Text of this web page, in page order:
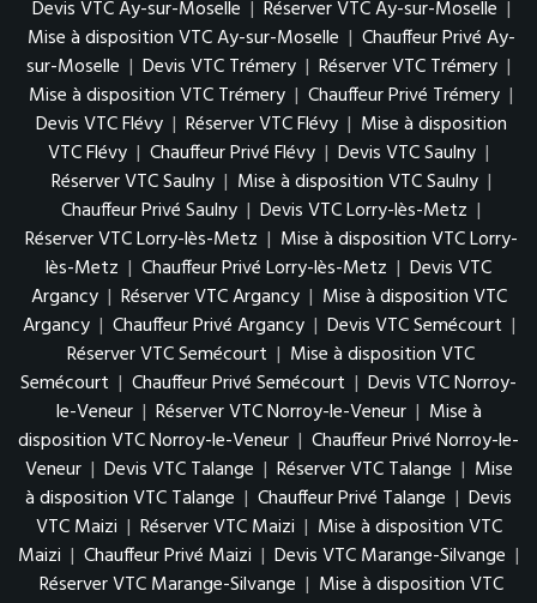
Devis VTC Ay-sur-Moselle | Réserver VTC Ay-sur-Moselle |
Mise à disposition VTC Ay-sur-Moselle | Chauffeur Privé Ay-
sur-Moselle | Devis VTC Trémery | Réserver VTC Trémery |
Mise à disposition VTC Trémery | Chauffeur Privé Trémery |
Devis VTC Flévy | Réserver VTC Flévy | Mise à disposition
VTC Flévy | Chauffeur Privé Flévy | Devis VTC Saulny |
Réserver VTC Saulny | Mise à disposition VTC Saulny |
Chauffeur Privé Saulny | Devis VTC Lorry-lès-Metz |
Réserver VTC Lorry-lès-Metz | Mise à disposition VTC Lorry-
lès-Metz | Chauffeur Privé Lorry-lès-Metz | Devis VTC
Argancy | Réserver VTC Argancy | Mise à disposition VTC
Argancy | Chauffeur Privé Argancy | Devis VTC Semécourt |
Réserver VTC Semécourt | Mise à disposition VTC
Semécourt | Chauffeur Privé Semécourt | Devis VTC Norroy-
le-Veneur | Réserver VTC Norroy-le-Veneur | Mise à
disposition VTC Norroy-le-Veneur | Chauffeur Privé Norroy-le-
Veneur | Devis VTC Talange | Réserver VTC Talange | Mise
à disposition VTC Talange | Chauffeur Privé Talange | Devis
VTC Maizi | Réserver VTC Maizi | Mise à disposition VTC
Maizi | Chauffeur Privé Maizi | Devis VTC Marange-Silvange |
Réserver VTC Marange-Silvange | Mise à disposition VTC